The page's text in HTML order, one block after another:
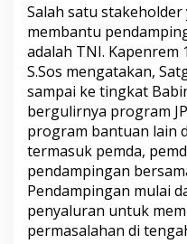
Salah satu
membantu
adalah TNI. Kapenrem
S.Sos mengatakan,
sampai ke tingkat
bergulirnya program
program bantuan lain
termasuk pemda,
pendampingan
Pendampingan mulai
penyaluran untuk
permasalahan di